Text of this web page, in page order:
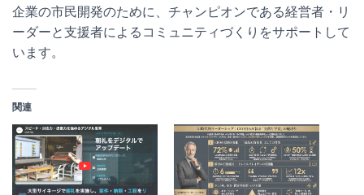
企業の市民開発のために、チャンピオンである経営者・リ
ーダーと支援者によるコミュニティづくりをサポートして
います。
関連